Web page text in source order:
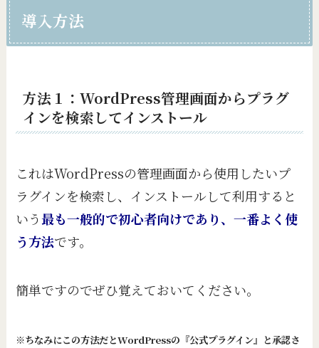
導入方法
方法１：WordPress管理画面からプラグ
インを検索してインストール
これはWordPressの管理画面から使用したいプ
ラグインを検索し、インストールして利用すると
いう最も一般的で初心者向けであり、一番よく使
う方法です。
簡単ですのでぜひ覚えておいてください。
※ちなみにこの方法だとWordPressの『公式プラグイン』と承認さ